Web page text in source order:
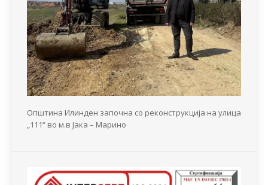
Општина Илинден започна со реконструкција на улица
„111“ во м.в Јака – Марино